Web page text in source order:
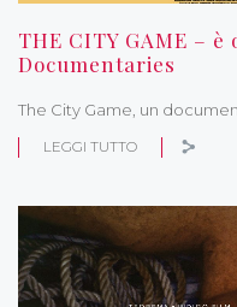
THE CITY GAME –
Documentaries
The City Game, un
LEGGI TUTTO